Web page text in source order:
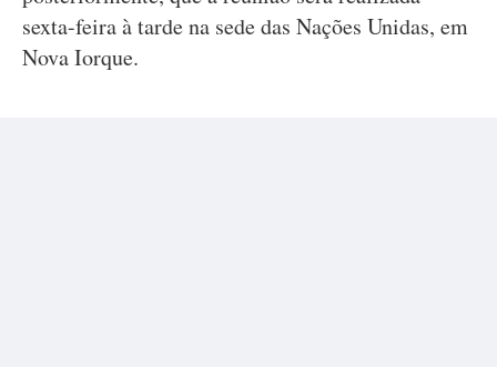
sexta-feira à tarde na sede das Nações Unidas, em
Nova Iorque.